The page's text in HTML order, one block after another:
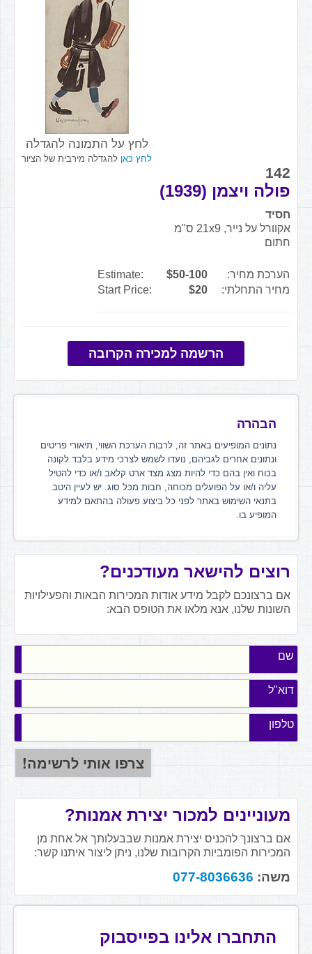
לחץ על התמונה להגדלה
לחץ כאן להגדלה מירבית של הציור
142
פולה ויצמן (1939)
חסיד
אקוורל על נייר, 21x9 ס"מ
חתום
הערכת מחיר: $50-100
Estimate:
מחיר התחלתי:
$20
Start Price:
הרשמה למכירה הקרובה
הבהרה
נתונים המופיעים באתר זה, לרבות הערכת השווי, תיאורי פריטים
ונתונים אחרים לגביהם, נועדו לשמש לצרכי מידע בלבד לקונה
בכוח ואין בהם כדי להיות מצג מצד ארט קלאב ו/או כדי להטיל
עליה ו/או על הפועלים מכוחה, חבות מכל סוג. יש לעיין היטב
בתנאי השימוש באתר לפני כל ביצוע פעולה בהתאם למידע
המופיע בו.
רוצים להישאר מעודכנים?
אם ברצונכם לקבל מידע אודות המכירות הבאות והפעילויות
השונות שלנו, אנא מלאו את הטופס הבא:
שם
דוא"ל
טלפון
מעוניינים למכור יצירת אמנות?
אם ברצונך להכניס יצירת אמנות שבבעלותך אל אחת מן
המכירות הפומביות הקרובות שלנו, ניתן ליצור איתנו קשר:
משה: 077-8036636
התחברו אלינו בפייסבוק